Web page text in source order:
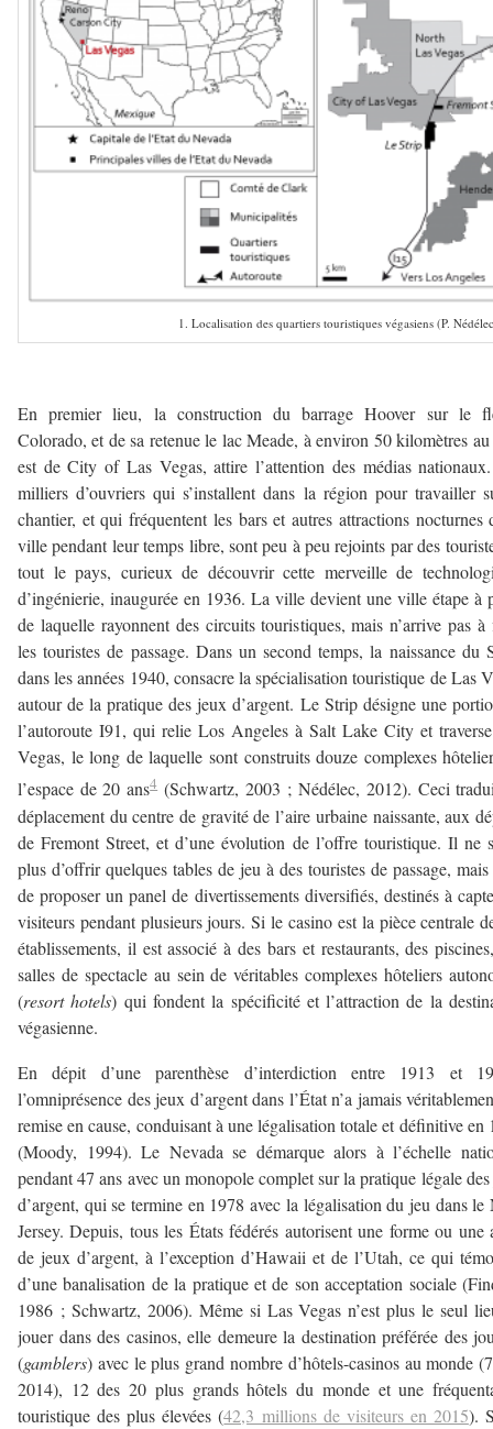
1. Localisation des quartiers touristiques végasiens (P.
En premier lieu, la construction du barrage Hoover sur le
Colorado, et de sa retenue le lac Meade, à environ 50 kilomètres
est de City of Las Vegas, attire l’attention des médias
milliers d’ouvriers qui s’installent dans la région pour travailler
chantier, et qui fréquentent les bars et autres attractions nocturnes
ville pendant leur temps libre, sont peu à peu rejoints par des
tout le pays, curieux de découvrir cette merveille de
d’ingénierie, inaugurée en 1936. La ville devient une ville étape à
de laquelle rayonnent des circuits touristiques, mais n’arrive pas
les touristes de passage. Dans un second temps, la naissance du
dans les années 1940, consacre la spécialisation touristique de Las
autour de la pratique des jeux d’argent. Le Strip désigne une
l’autoroute I91, qui relie Los Angeles à Salt Lake City et
Vegas, le long de laquelle sont construits douze complexes
l’espace de 20 ans4 (Schwartz, 2003 ; Nédélec, 2012). Ceci
déplacement du centre de gravité de l’aire urbaine naissante, aux
de Fremont Street, et d’une évolution de l’offre touristique. Il ne
plus d’offrir quelques tables de jeu à des touristes de passage,
de proposer un panel de divertissements diversifiés, destinés à
visiteurs pendant plusieurs jours. Si le casino est la pièce centrale
établissements, il est associé à des bars et restaurants, des
salles de spectacle au sein de véritables complexes hôteliers
(resort hotels) qui fondent la spécificité et l’attraction de la
végasienne.
En dépit d’une parenthèse d’interdiction entre 1913 et
l’omniprésence des jeux d’argent dans l’État n’a jamais
remise en cause, conduisant à une légalisation totale et définitive en
(Moody, 1994). Le Nevada se démarque alors à l’échelle
pendant 47 ans avec un monopole complet sur la pratique légale
d’argent, qui se termine en 1978 avec la légalisation du jeu dans le
Jersey. Depuis, tous les États fédérés autorisent une forme ou une
de jeux d’argent, à l’exception d’Hawaii et de l’Utah, ce qui
d’une banalisation de la pratique et de son acceptation sociale
1986 ; Schwartz, 2006). Même si Las Vegas n’est plus le seul
jouer dans des casinos, elle demeure la destination préférée des
(gamblers) avec le plus grand nombre d’hôtels-casinos au monde
2014), 12 des 20 plus grands hôtels du monde et une
touristique des plus élevées (42,3 millions de visiteurs en 2015).